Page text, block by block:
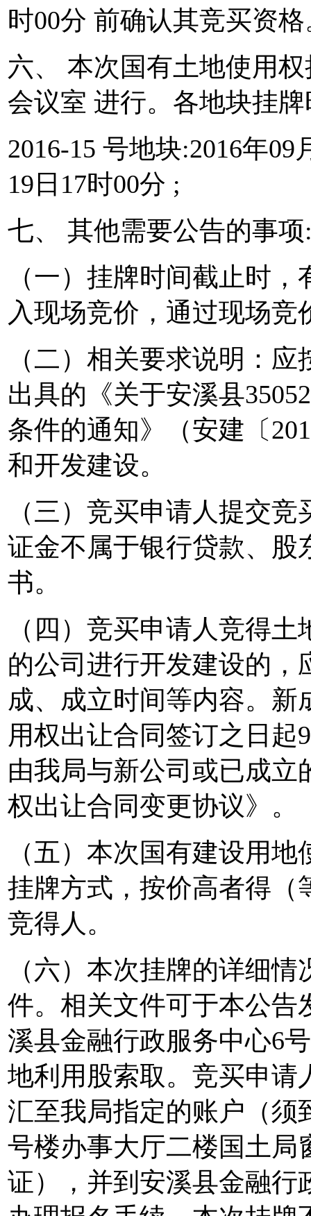
时00分 前确认其竞买资格
六、 本次国有土地使用
会议室 进行。各地块挂
2016-15 号地块:2016年09
19日17时00分 ;
七、 其他需要公告的事项
（一）挂牌时间截止时
入现场竞价，通过现场竞
（二）相关要求说明：
出具的《关于安溪县
条件的通知》（安建〔
和开发建设。
（三）竞买申请人提交
证金不属于银行贷款、股
书。
（四）竞买申请人竞得
的公司进行开发建设的，
成、成立时间等内容。
用权出让合同签订之日起
由我局与新公司或已成
权出让合同变更协议》。
（五）本次国有建设用
挂牌方式，按价高者得（
竞得人。
（六）本次挂牌的详细
件。相关文件可于本公告
溪县金融行政服务中心6
地利用股索取。竞买申请
汇至我局指定的账户（须
号楼办事大厅二楼国土局
证），并到安溪县金融行